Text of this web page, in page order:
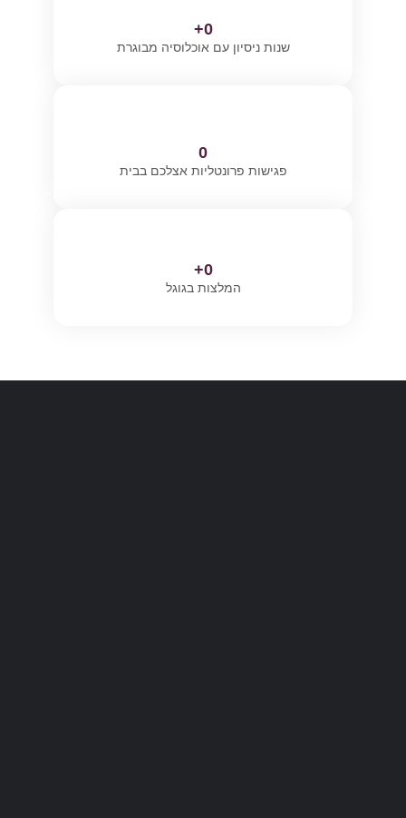
שנות ניסיון עם אוכלוסיה מבוגרת
0
+
פגישות פרונטליות אצלכם בבית
0
המלצות בגוגל
0
+